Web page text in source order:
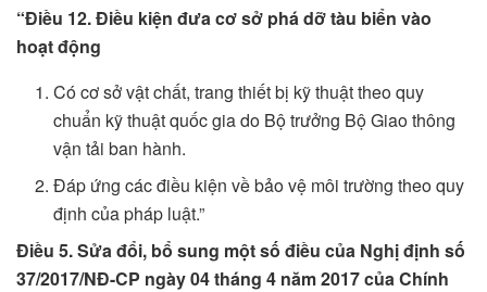
“Điều 12. Điều kiện đưa cơ sở phá dỡ tàu biển vào
hoạt động
Có cơ sở vật chất, trang thiết bị kỹ thuật theo quy
chuẩn kỹ thuật quốc gia do Bộ trưởng Bộ Giao thông
vận tải ban hành.
Đáp ứng các điều kiện về bảo vệ môi trường theo quy
định của pháp luật.”
Điều 5. Sửa đổi, bổ sung một số điều của Nghị định số
37/2017/NĐ-CP ngày 04 tháng 4 năm 2017 của Chính